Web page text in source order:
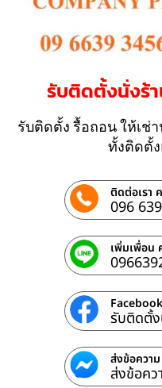
รับติดตั้งนั่งร้
รับติดตั้ง รื้อถอน ให้เช่
ทั้งติดตั้
ติดต่อเรา
096
เพิ่มเพื่อน
Facebook
รับติดตั้
ส่งข้อควา
ส่งข้อคว